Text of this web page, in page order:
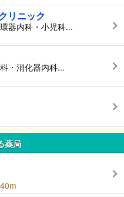
リニック
器内科・小児科...
・消化器内科...
薬局